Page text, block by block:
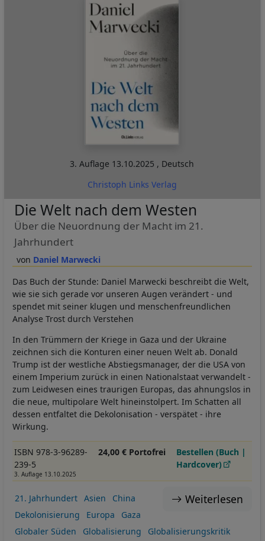
3. Auflage 13.10.2025 , Deutsch
Christoph Links Verlag
Daniel Marwecki
Die Welt nach dem Westen
Über die Neuordnung der Macht im 21.
Jahrhundert
Das Buch der Stunde: Daniel Marwecki beschreibt die Welt,
wie sie sich gerade vor unseren Augen verändert - und
spendet mit seiner klugen und menschenfreundlichen
Analyse Trost durch Verstehen
In den Trümmern der Kriege in Gaza und der Ukraine
zeichnen sich die Konturen einer neuen Welt ab. Donald
Trump ist der westliche Abstiegsmanager, der die USA von
einem Imperium zurück in einen Nationalstaat verwandelt -
zum Leidwesen eines traurigen Europas, das ahnungslos in
die neue, multipolare Welt hineinstolpert. Im Schatten all
dessen entfaltet die Dekolonisation - verspätet - ihre
Wirkung.
ISBN 978-3-96289-
239-5
3. Auflage 13.10.2025
24,00 € Portofrei
Bestellen (Buch |
Hardcover)
Weiterlesen
21. Jahrhundert Asien
China
Dekolonisierung
Europa
Gaza
Globaler Süden
Globalisierung
Globalisierungskritik